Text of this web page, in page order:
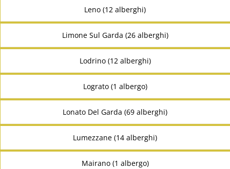
Leno (12 alberghi)
Limone Sul Garda (26 alberghi)
Lodrino (12 alberghi)
Lograto (1 albergo)
Lonato Del Garda (69 alberghi)
Lumezzane (14 alberghi)
Mairano (1 albergo)